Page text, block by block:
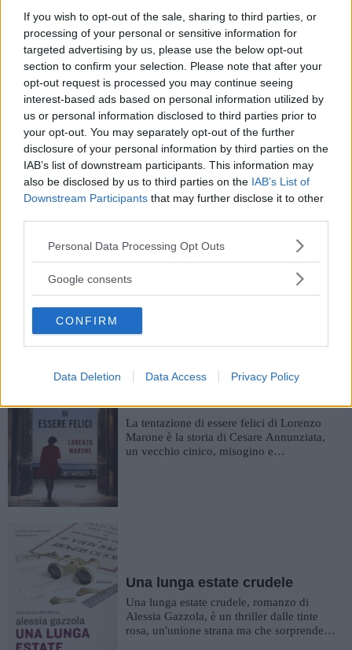
If you wish to opt-out of the sale, sharing to third parties, or
processing of your personal or sensitive information for
targeted advertising by us, please use the below opt-out
section to confirm your selection. Please note that after your
opt-out request is processed you may continue seeing
interest-based ads based on personal information utilized by
us or personal information disclosed to third parties prior to
your opt-out. You may separately opt-out of the further
disclosure of your personal information by third parties on the
IAB’s list of downstream participants. This information may
also be disclosed by us to third parties on the IAB’s List of
Downstream Participants that may further disclose it to other
Please note that this website/app uses one or more Google
not limited to your visit or usage behaviour. You may click to
use your data for below specified purposes in below Google
consent section.
Personal Data Processing Opt Outs
Google consents
CONFIRM
Data Deletion Data Access Privacy Policy
La tentazione di essere felici
La tentazione di essere felici di Lorenzo
Marone è la storia di Cesare Annunziata,
un vecchio cinico, misogino e
Una lunga estate crudele
Una lunga estate crudele, romanzo di
Alessia Gazzola, è un thriller dalle tinte
rosa, un'unione strana ma che sorprende,